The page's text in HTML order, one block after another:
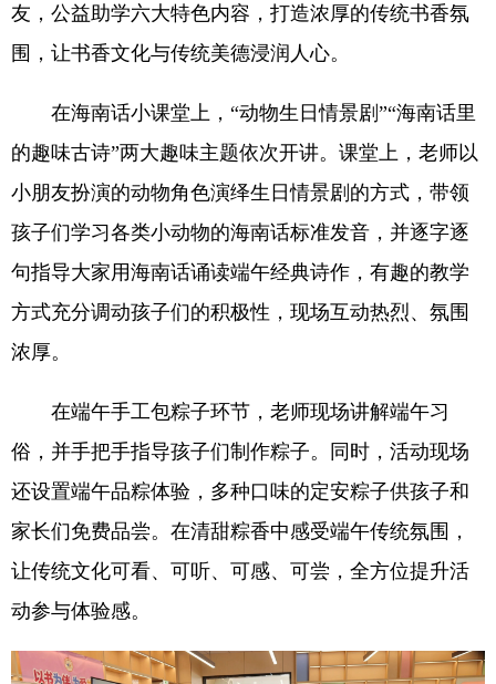
友，公益助学六大特色内容，打造浓厚的传统书香氛
围，让书香文化与传统美德浸润人心。
在海南话小课堂上，“动物生日情景剧”“海南话里
的趣味古诗”两大趣味主题依次开讲。课堂上，老师以
小朋友扮演的动物角色演绎生日情景剧的方式，带领
孩子们学习各类小动物的海南话标准发音，并逐字逐
句指导大家用海南话诵读端午经典诗作，有趣的教学
方式充分调动孩子们的积极性，现场互动热烈、氛围
浓厚。
在端午手工包粽子环节，老师现场讲解端午习
俗，并手把手指导孩子们制作粽子。同时，活动现场
还设置端午品粽体验，多种口味的定安粽子供孩子和
家长们免费品尝。在清甜粽香中感受端午传统氛围，
让传统文化可看、可听、可感、可尝，全方位提升活
动参与体验感。